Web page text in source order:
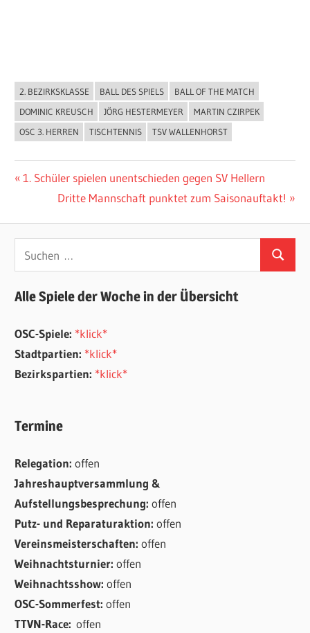
ALLGEMEIN
2. BEZIRKSKLASSE BALL DES SPIELS
BALL OF THE MATCH
DOMINIC KREUSCH
JÖRG HESTERMEYER
MARTIN CZIRPEK
OSC 3. HERREN
TISCHTENNIS TSV WALLENHORST
Beitragsnavigation
Vorheriger
Beitrag:
1. Schüler spielen unentschieden gegen SV Hellern
Nächster
Dritte Mannschaft punktet zum Saisonauftakt!
nach:
Suchen
Alle Spiele der Woche in der Übersicht
OSC-Spiele: *klick*
Stadtpartien: *klick*
Bezirkspartien: *klick*
Termine
Relegation:offen
Jahreshauptversammlung &
Aufstellungsbesprechung:offen
Putz- und Reparaturaktion:offen
Vereinsmeisterschaften:offen
Weihnachtsturnier:offen
Weihnachtsshow:offen
OSC-Sommerfest:offen
TTVN-Race:offen